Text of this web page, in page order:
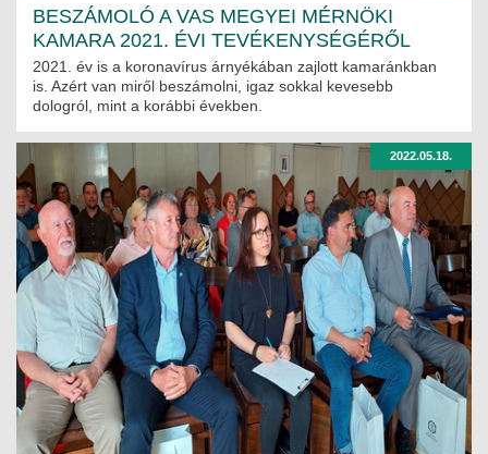
BESZÁMOLÓ A VAS MEGYEI MÉRNÖKI
KAMARA 2021. ÉVI TEVÉKENYSÉGÉRŐL
2021. év is a koronavírus árnyékában zajlott kamaránkban
is. Azért van miről beszámolni, igaz sokkal kevesebb
dologról, mint a korábbi években.
2022.05.18.